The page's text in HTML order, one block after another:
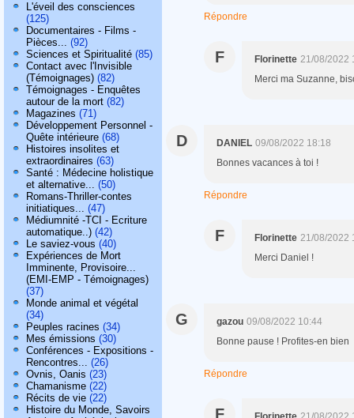
L'éveil des consciences
(125)
Documentaires - Films -
Pièces... (92)
Sciences et Spiritualité (85)
Contact avec l'Invisible
(Témoignages) (82)
Témoignages - Enquêtes
autour de la mort (82)
Magazines (71)
Développement Personnel -
Quête intérieure (68)
Histoires insolites et
extraordinaires (63)
Santé : Médecine holistique
et alternative... (50)
Romans-Thriller-contes
initiatiques... (47)
Médiumnité -TCI - Ecriture
automatique..) (42)
Le saviez-vous (40)
Expériences de Mort
Imminente, Provisoire...
(EMI-EMP - Témoignages)
(37)
Monde animal et végétal
(34)
Peuples racines (34)
Mes émissions (30)
Conférences - Expositions -
Rencontres... (26)
Ovnis, Oanis (23)
Chamanisme (22)
Récits de vie (22)
Histoire du Monde, Savoirs
Répondre
F Florinette 21/08/2022
Merci ma Suzanne,
D DANIEL 09/08/2022 18:18
Bonnes vacances à toi !
Répondre
F Florinette 21/08/2022
Merci Daniel !
G gazou 09/08/2022 10:44
Bonne pause ! Profites-en bien
Répondre
F